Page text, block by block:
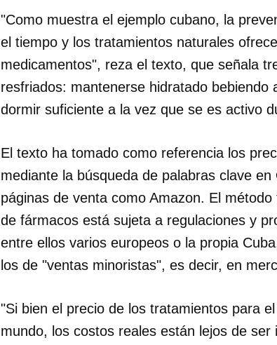
"Como muestra el ejemplo cubano, la
el tiempo y los tratamientos naturales
medicamentos", reza el texto, que señala
resfriados: mantenerse hidratado
dormir suficiente a la vez que se es activo
El texto ha tomado como referencia los
mediante la búsqueda de palabras clave
páginas de venta como Amazon. El
de fármacos está sujeta a regulaciones y
entre ellos varios europeos o la propia
los de "ventas minoristas", es decir, en
"Si bien el precio de los tratamientos para
mundo, los costos reales están lejos de